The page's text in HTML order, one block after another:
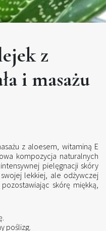
z
i masażu
z aloesem, witaminą E
kompozycja naturalnych
pielęgnacji skóry
lekkiej, ale odżywczej
skórę miękką,
poślizg.